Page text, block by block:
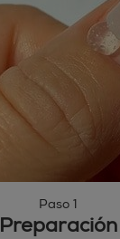
Paso 1
Preparación